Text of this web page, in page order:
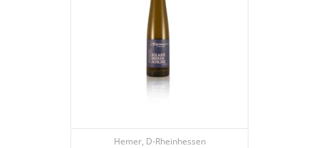
Hemer, D-Rheinhessen